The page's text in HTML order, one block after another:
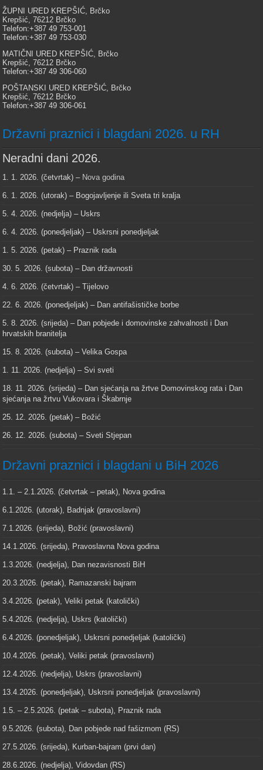
ŽUPNI URED KREPŠIĆ, Brčko
Krepšić, 76212 Brčko
Telefon:+387 49 753-001
Telefon:+387 49 753-030
MATIČNI URED KREPŠIĆ, Brčko
Krepšić, 76212 Brčko
Telefon:+387 49 306-060
POŠTANSKI URED KREPŠIĆ, Brčko
Krepšić, 76212 Brčko
Telefon:+387 49 306-061
Državni praznici i blagdani 2026. u RH
Neradni dani 2026.
1. 1. 2026. (četvrtak) – Nova godina
6. 1. 2026. (utorak) – Bogojavljenje ili Sveta tri kralja
5. 4. 2026. (nedjelja) – Uskrs
6. 4. 2026. (ponedjeljak) – Uskrsni ponedjeljak
1. 5. 2026. (petak) – Praznik rada
30. 5. 2026. (subota) – Dan državnosti
4. 6. 2026. (četvrtak) – Tijelovo
22. 6. 2026. (ponedjeljak) – Dan antifašističke borbe
5. 8. 2026. (srijeda) – Dan pobjede i domovinske zahvalnosti i Dan
hrvatskih branitelja
15. 8. 2026. (subota) – Velika Gospa
1. 11. 2026. (nedjelja) – Svi sveti
18. 11. 2026. (srijeda) – Dan sjećanja na žrtve Domovinskog rata i Dan
sjećanja na žrtvu Vukovara i Škabrnje
25. 12. 2026. (petak) – Božić
26. 12. 2026. (subota) – Sveti Stjepan
Državni praznici i blagdani u BiH 2026
1.1. – 2.1.2026. (četvrtak – petak), Nova godina
6.1.2026. (utorak), Badnjak (pravoslavni)
7.1.2026. (srijeda), Božić (pravoslavni)
14.1.2026. (srijeda), Pravoslavna Nova godina
1.3.2026. (nedjelja), Dan nezavisnosti BiH
20.3.2026. (petak), Ramazanski bajram
3.4.2026. (petak), Veliki petak (katolički)
5.4.2026. (nedjelja), Uskrs (katolički)
6.4.2026. (ponedjeljak), Uskrsni ponedjeljak (katolički)
10.4.2026. (petak), Veliki petak (pravoslavni)
12.4.2026. (nedjelja), Uskrs (pravoslavni)
13.4.2026. (ponedjeljak), Uskrsni ponedjeljak (pravoslavni)
1.5. – 2.5.2026. (petak – subota), Praznik rada
9.5.2026. (subota), Dan pobjede nad fašizmom (RS)
27.5.2026. (srijeda), Kurban-bajram (prvi dan)
28.6.2026. (nedjelja), Vidovdan (RS)